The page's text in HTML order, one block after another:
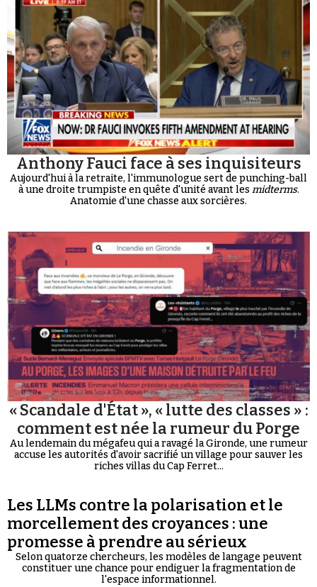
Anthony Fauci face à ses inquisiteurs
Aujourd'hui à la retraite, l'immunologue sert de punching-ball
à une droite trumpiste en quête d'unité avant les midterms.
Anatomie d'une chasse aux sorcières.
« Scandale d'État », « lutte des classes » :
comment est née la rumeur du Porge
Au lendemain du mégafeu qui a ravagé la Gironde, une rumeur
accuse les autorités d'avoir sacrifié un village pour sauver les
riches villas du Cap Ferret...
Les LLMs contre la polarisation et le
morcellement des croyances : une
promesse à prendre au sérieux
Selon quatorze chercheurs, les modèles de langage peuvent
constituer une chance pour endiguer la fragmentation de
l'espace informationnel.